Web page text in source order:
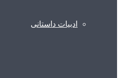
ادبیات داستانی